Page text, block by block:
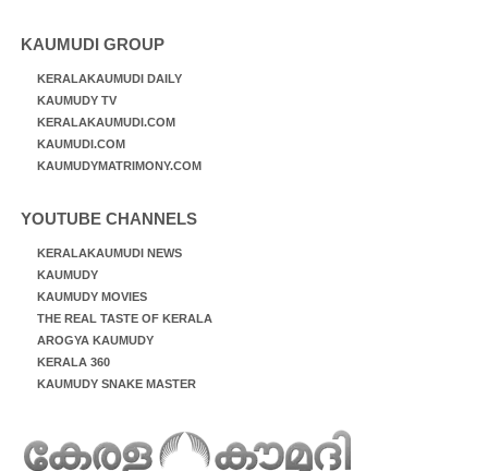
KAUMUDI GROUP
KERALAKAUMUDI DAILY
KAUMUDY TV
KERALAKAUMUDI.COM
KAUMUDI.COM
KAUMUDYMATRIMONY.COM
YOUTUBE CHANNELS
KERALAKAUMUDI NEWS
KAUMUDY
KAUMUDY MOVIES
THE REAL TASTE OF KERALA
AROGYA KAUMUDY
KERALA 360
KAUMUDY SNAKE MASTER